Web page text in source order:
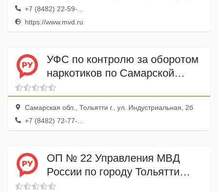
+7 (8482) 22-59-...
https://www.mvd.ru
УФС по контролю за оборотом
наркотиков по Самарской
области Отдел по г. Тольятти
Самарская обл., Тольятти г., ул. Индустриальная, 2б
+7 (8482) 72-77-...
ОП № 22 Управления МВД
России по городу Тольятти
(Автозаводский район)